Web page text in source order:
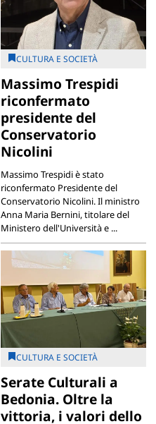
CULTURA E SOCIETÀ
Massimo Trespidi
riconfermato
presidente del
Conservatorio
Nicolini
Massimo Trespidi è stato
riconfermato Presidente del
Conservatorio Nicolini. Il ministro
Anna Maria Bernini, titolare del
Ministero dell'Università e ...
CULTURA E SOCIETÀ
Serate Culturali a
Bedonia. Oltre la
vittoria, i valori dello